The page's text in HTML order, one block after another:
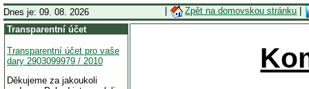
Dnes je: 09. 08. 2026 Zpět na domovskou stránku
Transparentní účet
Transparentní účet pro vaše
dary 2903099979 / 2010
Děkujeme za jakoukoli